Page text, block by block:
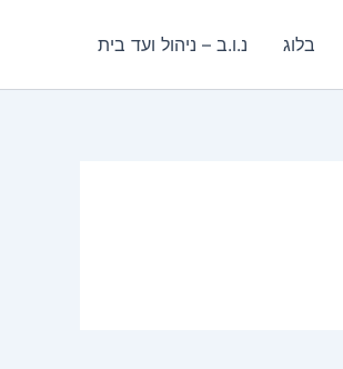
בלוג נ.ו.ב – ניהול ועד בית